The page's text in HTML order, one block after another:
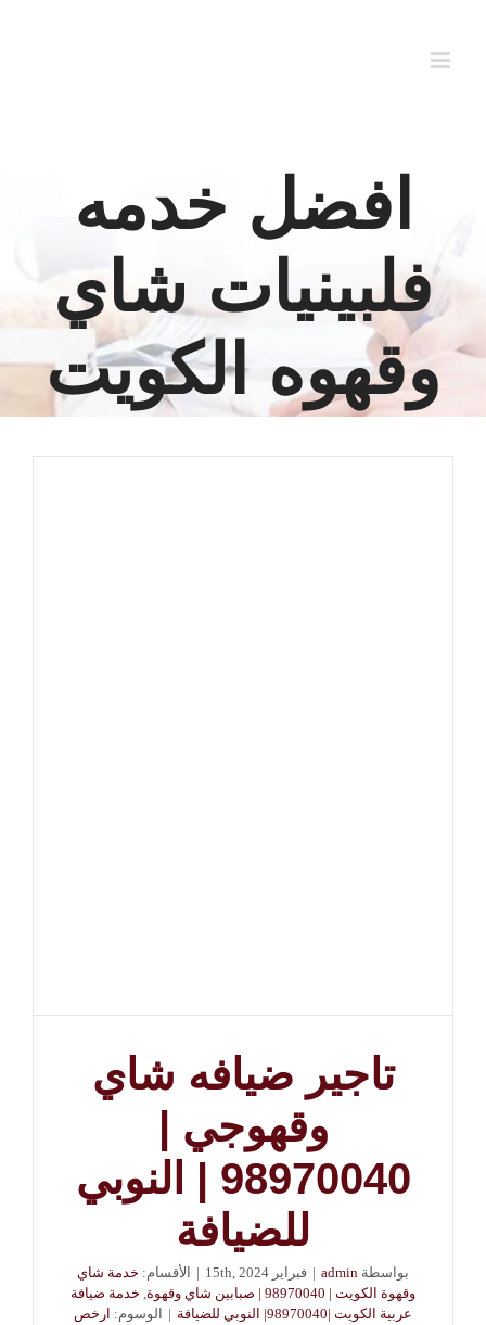
افضل خدمه
فلبينيات شاي
وقهوه الكويت
تاجير ضيافه شاي
وقهوجي |
98970040 | النوبي
للضيافة
بواسطة admin
| فبراير 15th, 2024 | الأقسام: خدمة شاي
وقهوة الكويت | 98970040 | صبابين شاي وقهوة
, خدمة ضيافة
عربية الكويت |98970040| النوبي للضيافة
| الوسوم: ارخص